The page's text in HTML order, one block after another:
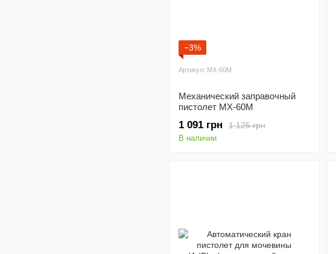
−3%
Артикул: MX-60M
Механический заправочный
пистолет MX-60M
1 125 грн
1 091 грн
В наличии